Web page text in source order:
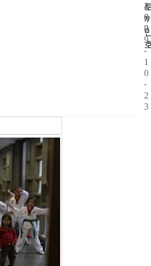
4
6
2
2
0
0
9
-
1
0
-
2
3